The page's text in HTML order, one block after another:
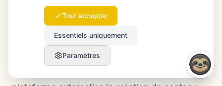
petite entreprise à automatiser son SEO ?
Launchmind propose une approche complète
du SEO et du GEO alimentée par l’AI, pensée
pour les petites entreprises qui doivent rivaliser
Tout accepter
Essentiels uniquement
Paramètres